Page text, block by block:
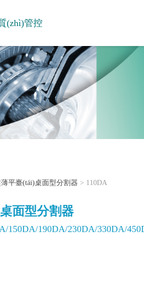
(zhì)管控
薄平臺(tái)桌面型分割器 > 110DA
面型分割器
150DA/190DA/230DA/330DA/